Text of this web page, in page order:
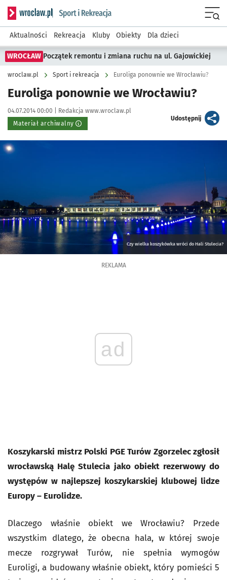
Serwis informacyjny wroclaw.pl podserwis: Sport i rekreacja
Aktualności Rekreacja Kluby Obiekty Dla dzieci
WROCŁAW Początek remontu i zmiana ruchu na ul. Gajowickiej
wroclaw.pl Sport i rekreacja Euroliga ponownie we Wrocławiu?
Euroliga ponownie we Wrocławiu?
Data publikacji:
04.07.2014 00:00 | Autor:
Redakcja www.wroclaw.pl
Materiał archiwalny
Udostępnijartykuł
Kliknij, aby powiększyć
Czy wielka koszykówka wróci do Hali Stulecia?
REKLAMA
ad
Koszykarski mistrz Polski PGE Turów Zgorzelec zgłosił
wrocławską Halę Stulecia jako obiekt rezerwowy do
występów w najlepszej koszykarskiej klubowej lidze
Europy – Eurolidze.
Dlaczego właśnie obiekt we Wrocławiu? Przede
wszystkim dlatego, że obecna hala, w której swoje
mecze rozgrywał Turów, nie spełnia wymogów
Euroligi, a budowany właśnie obiekt, który pomieści 5